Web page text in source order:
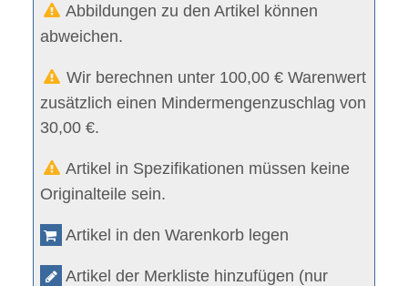
Abbildungen zu den Artikel können
abweichen.
Wir berechnen unter 100,00 € Warenwert
zusätzlich einen Mindermengenzuschlag von
30,00 €.
Artikel in Spezifikationen müssen keine
Originalteile sein.
Artikel in den Warenkorb legen
Artikel der Merkliste hinzufügen (nur